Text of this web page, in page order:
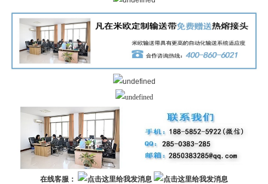
在线客服：